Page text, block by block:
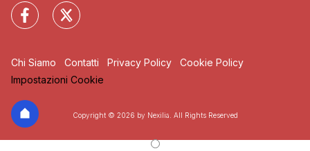
Chi Siamo Contatti Privacy Policy
Cookie Policy
Impostazioni Cookie
Copyright © 2026 by Nexilia. All Rights Reserved